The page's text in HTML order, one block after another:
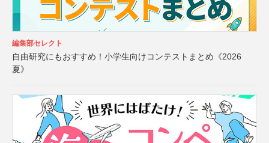
編集部セレクト
自由研究にもおすすめ！小学生向けコンテストまとめ《2026
夏》